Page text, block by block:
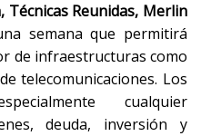
Técnicas Reunidas, Merlin
semana que permitirá
de infraestructuras como
telecomunicaciones. Los
cualquier
deuda, inversión y